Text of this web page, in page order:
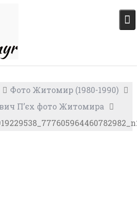
Фото Житомир (1980-1990)
П’єх фото Житомира